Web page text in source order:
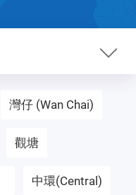
灣仔 (Wan Chai)
觀塘
中環(Central)